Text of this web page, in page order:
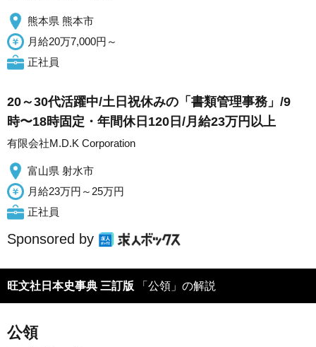
熊本県 熊本市
月給20万7,000円～
正社員
20～30代活躍中/土日祝休みの「書類管理事務」/9
時〜18時固定・年間休日120日/月給23万円以上
有限会社M.D.K Corporation
富山県 射水市
月給23万円～25万円
正社員
Sponsored by
旺文社日本史事典 三訂版 「公領」の解説
公領